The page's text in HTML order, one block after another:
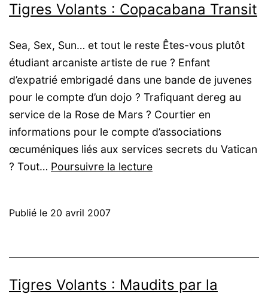
de
Tigres Volants : Copacabana Transit
Sea, Sex, Sun… et tout le reste Êtes-vous plutôt
étudiant arcaniste artiste de rue ? Enfant
d’expatrié embrigadé dans une bande de juvenes
pour le compte d’un dojo ? Trafiquant dereg au
service de la Rose de Mars ? Courtier en
informations pour le compte d’associations
œcuméniques liés aux services secrets du Vatican
? Tout… Poursuivre la lectureTigres
Publié le 20 avril 2007
Tigres Volants : Maudits par la